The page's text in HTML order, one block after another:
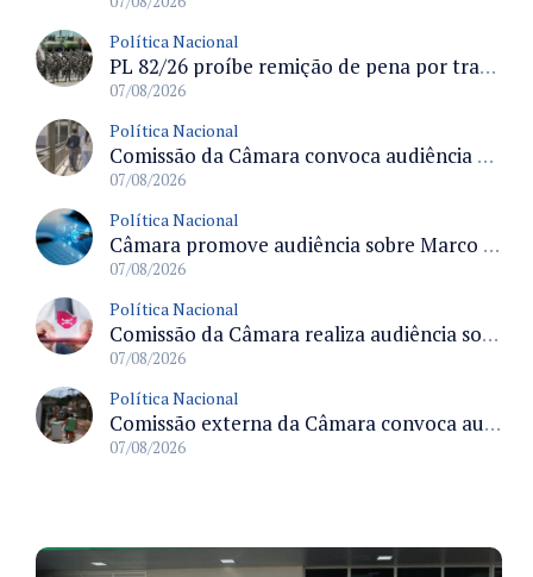
Política Nacional
PL 82/26 proíbe remição de pena por trabalho em funções militares para condenados por crimes contra o Estado Democrático de Direito
07/08/2026
Política Nacional
Comissão da Câmara convoca audiência para discutir misoginia nas escolas e universidades após divulgação de listas misóginas
07/08/2026
Política Nacional
Câmara promove audiência sobre Marco de Fomento à Economia Digital e impactos da inteligência artificial
07/08/2026
Política Nacional
Comissão da Câmara realiza audiência sobre apostas online para medir o tamanho do mercado ilegal
07/08/2026
Política Nacional
Comissão externa da Câmara convoca audiência pública sobre chuvas na Zona da Mata de Minas Gerais e impactos em Juiz de Fora
07/08/2026